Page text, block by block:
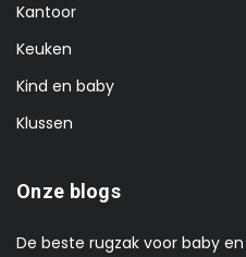
Kantoor
Keuken
Kind en baby
Klussen
Onze blogs
De beste rugzak voor baby